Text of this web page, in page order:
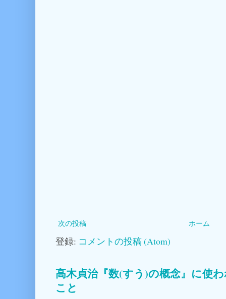
次の投稿 ホーム
登録: コメントの投稿 (Atom)
高木貞治『数(すう)の概念』に使
こと